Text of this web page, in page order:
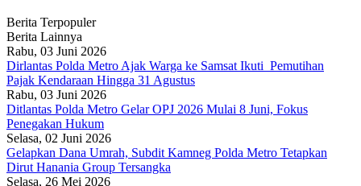
Berita Terpopuler
Berita Lainnya
Rabu, 03 Juni 2026
Dirlantas Polda Metro Ajak Warga ke Samsat Ikuti Pemutihan
Pajak Kendaraan Hingga 31 Agustus
Rabu, 03 Juni 2026
Ditlantas Polda Metro Gelar OPJ 2026 Mulai 8 Juni, Fokus
Penegakan Hukum
Selasa, 02 Juni 2026
Gelapkan Dana Umrah, Subdit Kamneg Polda Metro Tetapkan
Dirut Hanania Group Tersangka
Selasa, 26 Mei 2026